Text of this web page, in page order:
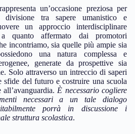
un’occasione preziosa per
divisione tra sapere umanistico e
un approccio interdisciplinare
a quanto affermato dai promotori
incontriamo, sia quelle più ampie sia
una natura complessa e
generate da prospettive sia
Solo attraverso un intreccio di saperi
sfide del futuro e costruire una scuola
È necessario cogliere
necessari a un tale dialogo
porrà in discussione i
struttura scolastica.